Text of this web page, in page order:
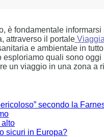
è fondamentale
attraverso il portale
e ambientale in
esploriamo quali sono
un viaggio in una zona a
secondo la
alto
sicuri in Europa?